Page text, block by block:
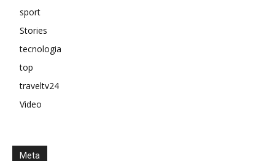
sport
Stories
tecnologia
top
traveltv24
Video
Meta